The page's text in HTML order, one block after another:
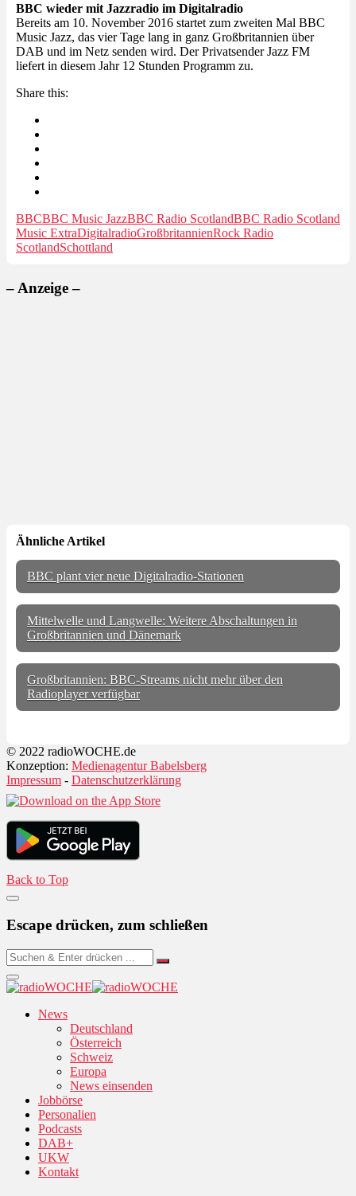
BBC wieder mit Jazzradio im Digitalradio
Bereits am 10. November 2016 startet zum zweiten Mal BBC
Music Jazz, das vier Tage lang in ganz Großbritannien über
DAB und im Netz senden wird. Der Privatsender Jazz FM
liefert in diesem Jahr 12 Stunden Programm zu.
Share this:
BBCBBC Music JazzBBC Radio ScotlandBBC Radio Scotland
Music ExtraDigitalradioGroßbritannienRock Radio
ScotlandSchottland
– Anzeige –
Ähnliche Artikel
BBC plant vier neue Digitalradio-Stationen
Mittelwelle und Langwelle: Weitere Abschaltungen in
Großbritannien und Dänemark
Großbritannien: BBC-Streams nicht mehr über den
Radioplayer verfügbar
© 2022 radioWOCHE.de
Konzeption: Medienagentur Babelsberg
Impressum - Datenschutzerklärung
Back to Top
Escape drücken, zum schließen
News
Deutschland
Österreich
Schweiz
Europa
News einsenden
Jobbörse
Personalien
Podcasts
DAB+
UKW
Kontakt